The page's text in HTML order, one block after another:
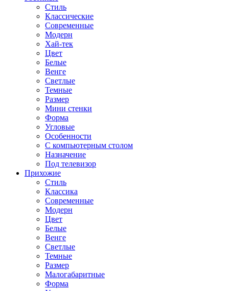
Стиль
Классические
Современные
Модерн
Хай-тек
Цвет
Белые
Венге
Светлые
Темные
Размер
Мини стенки
Форма
Угловые
Особенности
С компьютерным столом
Назначение
Под телевизор
Прихожие
Стиль
Классика
Современные
Модерн
Цвет
Белые
Венге
Светлые
Темные
Размер
Малогабаритные
Форма